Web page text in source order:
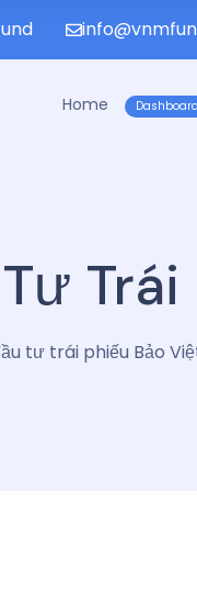
Home Dashboard
tư trái phiếu Bảo